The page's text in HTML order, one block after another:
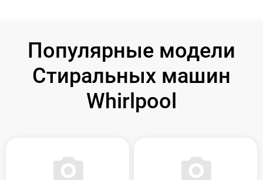
Популярные модели
Стиральных машин
Whirlpool